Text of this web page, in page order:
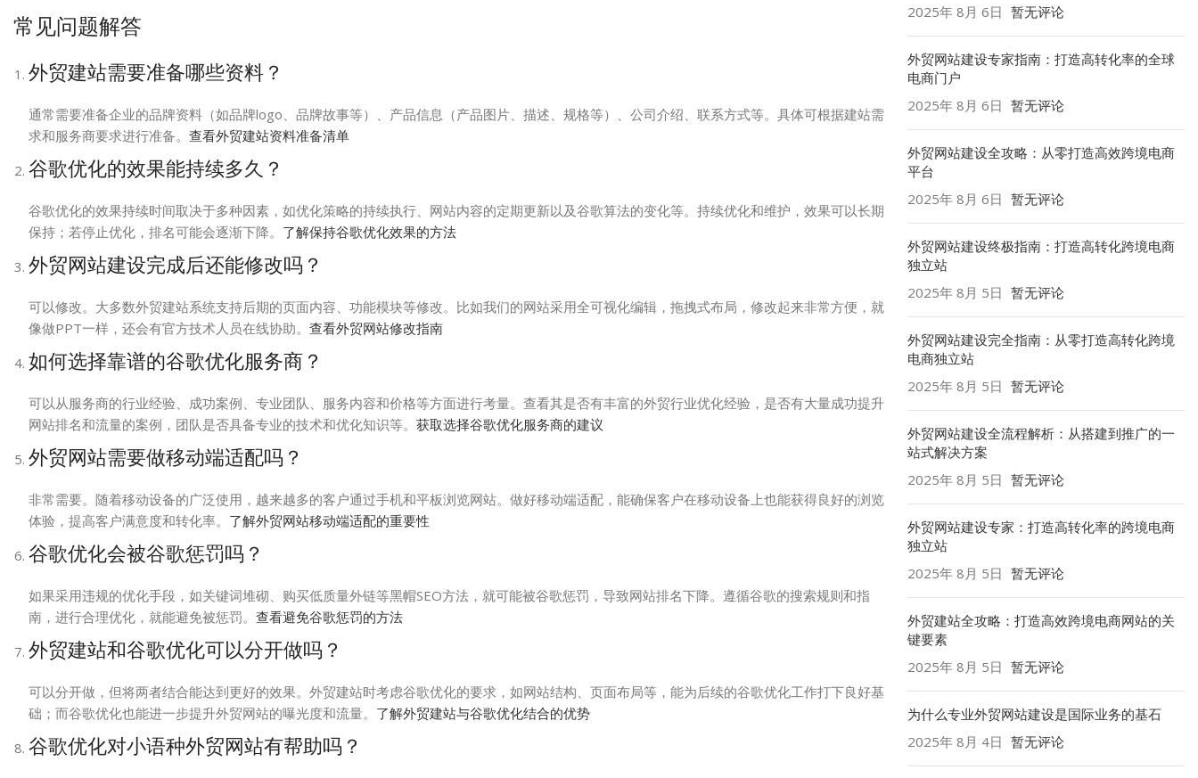
常见问题解答
外贸建站需要准备哪些资料？
通常需要准备企业的品牌资料（如品牌logo、品牌故事等）、产品信息（产品图片、描述、规格等）、公司介绍、联系方式等。具体可根据建站需
求和服务商要求进行准备。 查看外贸建站资料准备清单
谷歌优化的效果能持续多久？
谷歌优化的效果持续时间取决于多种因素，如优化策略的持续执行、网站内容的定期更新以及谷歌算法的变化等。持续优化和维护，效果可以长期
保持；若停止优化，排名可能会逐渐下降。 了解保持谷歌优化效果的方法
外贸网站建设完成后还能修改吗？
可以修改。大多数外贸建站系统支持后期的页面内容、功能模块等修改。比如我们的网站采用全可视化编辑，拖拽式布局，修改起来非常方便，就
像做PPT一样，还会有官方技术人员在线协助。 查看外贸网站修改指南
如何选择靠谱的谷歌优化服务商？
可以从服务商的行业经验、成功案例、专业团队、服务内容和价格等方面进行考量。查看其是否有丰富的外贸行业优化经验，是否有大量成功提升
网站排名和流量的案例，团队是否具备专业的技术和优化知识等。 获取选择谷歌优化服务商的建议
外贸网站需要做移动端适配吗？
非常需要。随着移动设备的广泛使用，越来越多的客户通过手机和平板浏览网站。做好移动端适配，能确保客户在移动设备上也能获得良好的浏览
体验，提高客户满意度和转化率。 了解外贸网站移动端适配的重要性
谷歌优化会被谷歌惩罚吗？
如果采用违规的优化手段，如关键词堆砌、购买低质量外链等黑帽SEO方法，就可能被谷歌惩罚，导致网站排名下降。遵循谷歌的搜索规则和指
南，进行合理优化，就能避免被惩罚。 查看避免谷歌惩罚的方法
外贸建站和谷歌优化可以分开做吗？
可以分开做，但将两者结合能达到更好的效果。外贸建站时考虑谷歌优化的要求，如网站结构、页面布局等，能为后续的谷歌优化工作打下良好基
础；而谷歌优化也能进一步提升外贸网站的曝光度和流量。 了解外贸建站与谷歌优化结合的优势
谷歌优化对小语种外贸网站有帮助吗？
2025年 8月 6日 暂无评论
外贸网站建设专家指南：打造高转化率的全球
电商门户
2025年 8月 6日 暂无评论
外贸网站建设全攻略：从零打造高效跨境电商
平台
2025年 8月 6日 暂无评论
外贸网站建设终极指南：打造高转化跨境电商
独立站
2025年 8月 5日 暂无评论
外贸网站建设完全指南：从零打造高转化跨境
电商独立站
2025年 8月 5日 暂无评论
外贸网站建设全流程解析：从搭建到推广的一
站式解决方案
2025年 8月 5日 暂无评论
外贸网站建设专家：打造高转化率的跨境电商
独立站
2025年 8月 5日 暂无评论
外贸建站全攻略：打造高效跨境电商网站的关
键要素
2025年 8月 5日 暂无评论
为什么专业外贸网站建设是国际业务的基石
2025年 8月 4日 暂无评论